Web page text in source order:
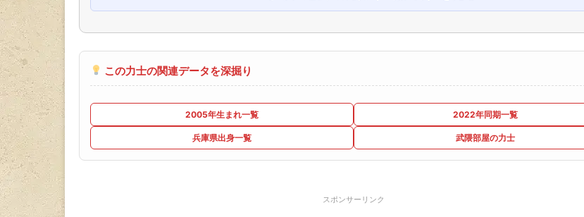
この力士の関連データを深掘り
2005年生まれ一覧 2022年同期一覧
兵庫県出身一覧 武隈部屋の力士
スポンサーリンク